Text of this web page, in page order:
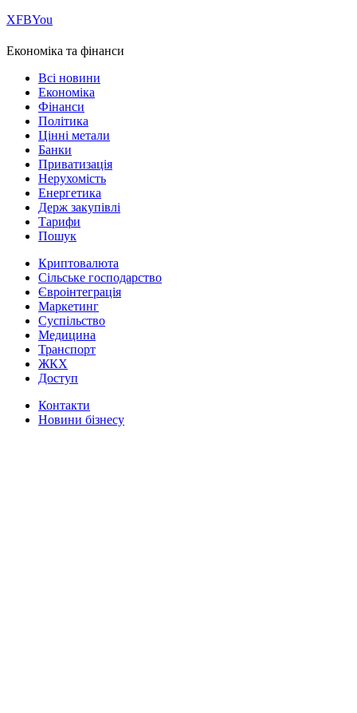
ХFBYou
Економіка та фінанси
Всі новини
Економіка
Фінанси
Політика
Цінні метали
Банки
Приватизація
Нерухомість
Енергетика
Держ закупівлі
Тарифи
Пошук
Криптовалюта
Сільське господарство
Євроінтеграція
Маркетинг
Суспільство
Медицина
Транспорт
ЖКХ
Доступ
Контакти
Новини бізнесу